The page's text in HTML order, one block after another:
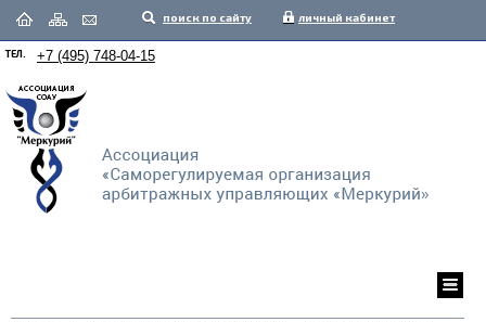
поиск по сайту личный кабинет
ТЕЛ. +7 (495) 748-04-15